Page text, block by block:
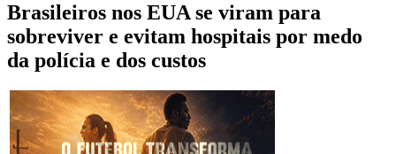
Brasileiros nos EUA se viram para
sobreviver e evitam hospitais por medo
da polícia e dos custos